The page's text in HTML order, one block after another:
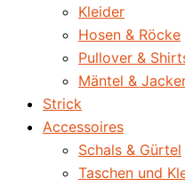
Kleider
Hosen & Röcke
Pullover &
Mäntel &
Strick
Accessoires
Schals & Gürtel
Taschen und